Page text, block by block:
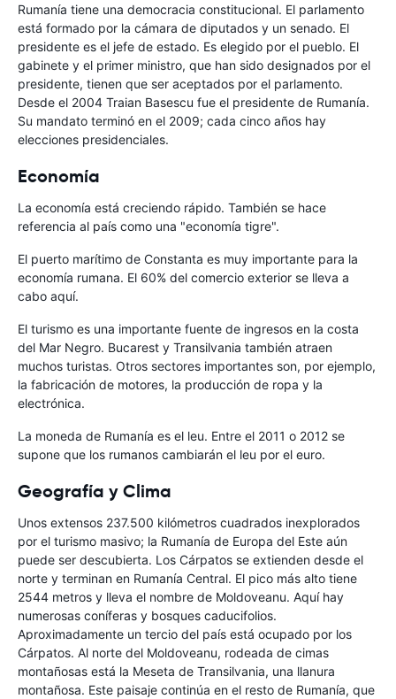
Rumanía tiene una democracia constitucional. El parlamento
está formado por la cámara de diputados y un senado. El
presidente es el jefe de estado. Es elegido por el pueblo. El
gabinete y el primer ministro, que han sido designados por el
presidente, tienen que ser aceptados por el parlamento.
Desde el 2004 Traian Basescu fue el presidente de Rumanía.
Su mandato terminó en el 2009; cada cinco años hay
elecciones presidenciales.
Economía
La economía está creciendo rápido. También se hace
referencia al país como una "economía tigre".
El puerto marítimo de Constanta es muy importante para la
economía rumana. El 60% del comercio exterior se lleva a
cabo aquí.
El turismo es una importante fuente de ingresos en la costa
del Mar Negro. Bucarest y Transilvania también atraen
muchos turistas. Otros sectores importantes son, por ejemplo,
la fabricación de motores, la producción de ropa y la
electrónica.
La moneda de Rumanía es el leu. Entre el 2011 o 2012 se
supone que los rumanos cambiarán el leu por el euro.
Geografía y Clima
Unos extensos 237.500 kilómetros cuadrados inexplorados
por el turismo masivo; la Rumanía de Europa del Este aún
puede ser descubierta. Los Cárpatos se extienden desde el
norte y terminan en Rumanía Central. El pico más alto tiene
2544 metros y lleva el nombre de Moldoveanu. Aquí hay
numerosas coníferas y bosques caducifolios.
Aproximadamente un tercio del país está ocupado por los
Cárpatos. Al norte del Moldoveanu, rodeada de cimas
montañosas está la Meseta de Transilvania, una llanura
montañosa. Este paisaje continúa en el resto de Rumanía, que